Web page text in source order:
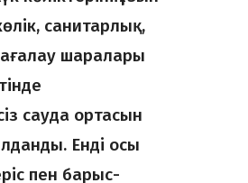
санитарлық,
шаралары
сауда ортасын
Енді осы
пен барыс-